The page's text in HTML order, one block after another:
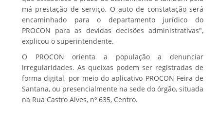
má prestação de serviço. O auto de constatação será
encaminhado para o departamento jurídico do
PROCON para as devidas decisões administrativas",
explicou o superintendente.
​O PROCON orienta a população a denunciar
irregularidades. As queixas podem ser registradas de
forma digital, por meio do aplicativo PROCON Feira de
Santana, ou presencialmente na sede do órgão, situada
na Rua Castro Alves, nº 635, Centro.